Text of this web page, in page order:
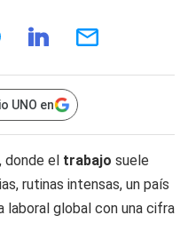
UNO en
, donde el trabajo suele
rutinas intensas, un país
global con una cifra